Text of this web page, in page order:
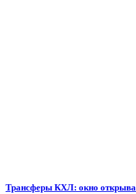
Трансферы КХЛ: окно